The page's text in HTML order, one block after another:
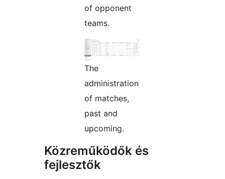
of opponent
teams.
The
administration
of matches,
past and
upcoming.
Közreműködők és
fejlesztők